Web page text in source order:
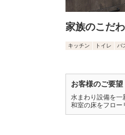
家族のこだ
キッチン トイレ バ
お客様のご要望
水まわり設備を一
和室の床をフロー